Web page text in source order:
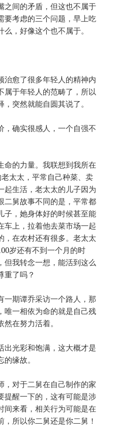
之间的矛盾，但这也不属于
要考虑的三个问题，早上吃
，好像这个也不属于。
治愈了很多年轻人的精神内
属于年轻人的范畴了，所以
突然就能自圆其说了。
，确实很感人，一个自强不
命的力量。我联想到我所在
太太，平常自己种菜、卖
起生活，老太太的儿子因为
二舅故事不同的是，平常都
子，她身体好的时候甚至能
车上，拉着他去菜市场一起
，在农村还有很多。老太太
岁还有不到一个月的时
但我转念一想，能活到这么
重了吗？
一期谭乔采访一个路人，那
唯一相依为命的就是自己残
在努力活着。
出光彩和饱满，这大概才是
缘故。
，对于二舅在自己制作的家
提醒一下的，这有可能是涉
间来看，相关行为可能是在
所以你二舅还是你二舅！